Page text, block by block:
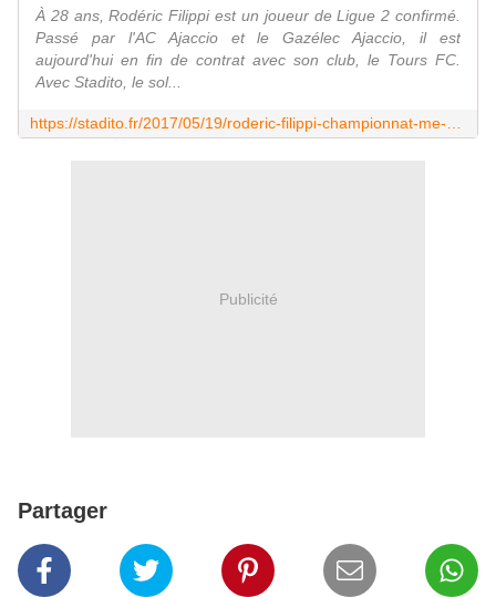
À 28 ans, Rodéric Filippi est un joueur de Ligue 2 confirmé.
Passé par l'AC Ajaccio et le Gazélec Ajaccio, il est
aujourd'hui en fin de contrat avec son club, le Tours FC.
Avec Stadito, le sol...
Publicité
Partager